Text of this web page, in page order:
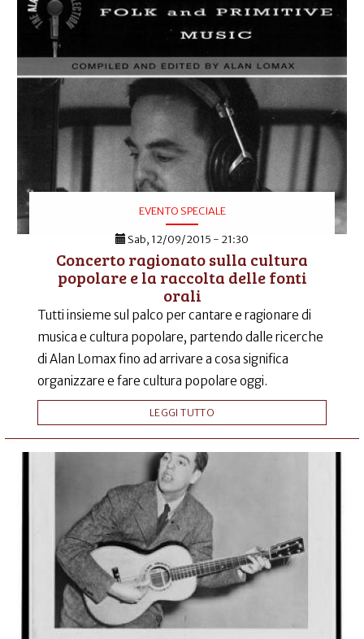
EVENTO SPECIALE
Sab, 12/09/2015 - 21:30
Concerto ragionato sulla cultura
popolare e la raccolta delle fonti
orali
Tutti insieme sul palco per cantare e ragionare di
musica e cultura popolare, partendo dalle ricerche
di Alan Lomax fino ad arrivare a cosa significa
organizzare e fare cultura popolare oggi.
LEGGI TUTTO